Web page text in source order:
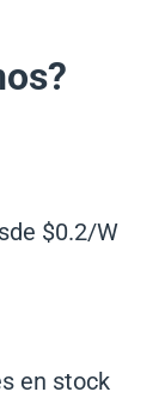
$0.2/W
en stock